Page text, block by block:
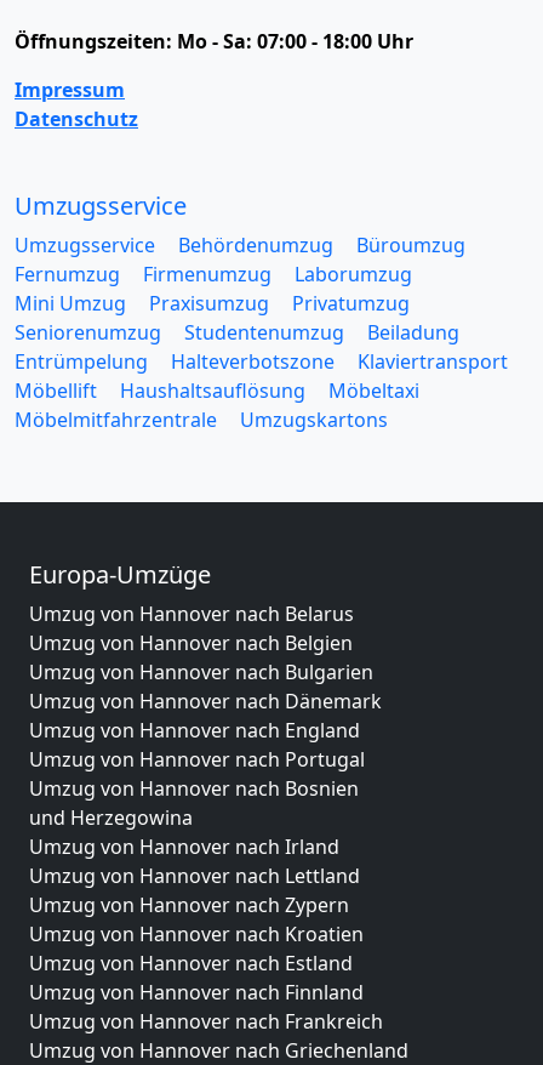
Öffnungszeiten: Mo - Sa: 07:00 - 18:00 Uhr
Impressum
Datenschutz
Umzugsservice
Umzugsservice Behördenumzug
Büroumzug
Fernumzug
Firmenumzug
Laborumzug
Mini Umzug
Praxisumzug
Privatumzug
Seniorenumzug
Studentenumzug
Beiladung
Entrümpelung
Halteverbotszone
Klaviertransport
Möbellift
Haushaltsauflösung
Möbeltaxi
Möbelmitfahrzentrale
Umzugskartons
Europa-Umzüge
Umzug von Hannover nach Belarus
Umzug von Hannover nach Belgien
Umzug von Hannover nach Bulgarien
Umzug von Hannover nach Dänemark
Umzug von Hannover nach England
Umzug von Hannover nach Portugal
Umzug von Hannover nach Bosnien
und Herzegowina
Umzug von Hannover nach Irland
Umzug von Hannover nach Lettland
Umzug von Hannover nach Zypern
Umzug von Hannover nach Kroatien
Umzug von Hannover nach Estland
Umzug von Hannover nach Finnland
Umzug von Hannover nach Frankreich
Umzug von Hannover nach Griechenland